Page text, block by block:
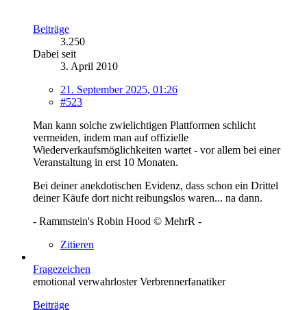
Beiträge
3.250
Dabei seit
3. April 2010
21. September 2025, 01:26
#523
Man kann solche zwielichtigen Plattformen schlicht
vermeiden, indem man auf offizielle
Wiederverkaufsmöglichkeiten wartet - vor allem bei einer
Veranstaltung in erst 10 Monaten.
Bei deiner anekdotischen Evidenz, dass schon ein Drittel
deiner Käufe dort nicht reibungslos waren... na dann.
- Rammstein's Robin Hood © MehrR -
Zitieren
Fragezeichen
emotional verwahrloster Verbrennerfanatiker
Beiträge